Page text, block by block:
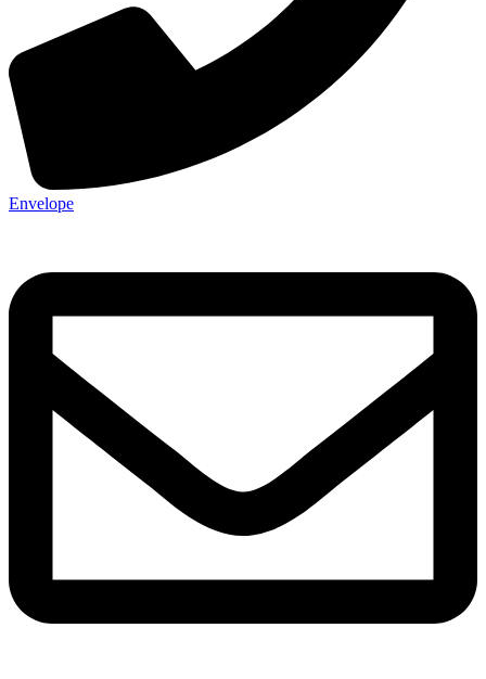
Envelope